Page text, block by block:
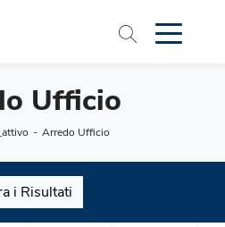
Ufficio
- Arredo Ufficio
i Risultati